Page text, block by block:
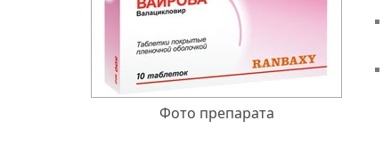
Фото препарата